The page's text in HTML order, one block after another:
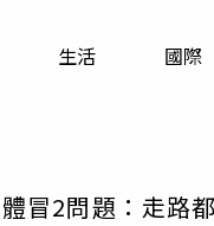
運勢
生活 國際
冒2問題：走路